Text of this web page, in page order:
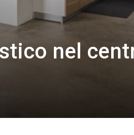
nel